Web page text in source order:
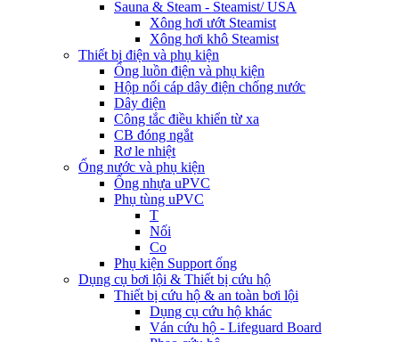
Sauna & Steam - Steamist/ USA
Xông hơi ướt Steamist
Xông hơi khô Steamist
Thiết bị điện và phụ kiện
Ống luồn điện và phụ kiện
Hộp nối cáp dây điện chống nước
Dây điện
Công tắc điều khiển từ xa
CB đóng ngắt
Rơ le nhiệt
Ống nước và phụ kiện
Ống nhựa uPVC
Phụ tùng uPVC
T
Nối
Co
Phụ kiện Support ống
Dụng cụ bơi lội & Thiết bị cứu hộ
Thiết bị cứu hộ & an toàn bơi lội
Dụng cụ cứu hộ khác
Ván cứu hộ - Lifeguard Board